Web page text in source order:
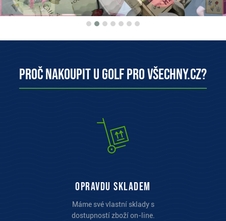
Proč nakoupit u Golf pro všechny.cz?
opravdu skladem
Máme své vlastní sklady s
dostupností zboží on-line.